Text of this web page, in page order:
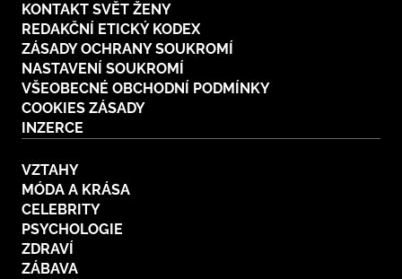
KONTAKT SVĚT ŽENY
REDAKČNÍ ETICKÝ KODEX
ZÁSADY OCHRANY SOUKROMÍ
NASTAVENÍ SOUKROMÍ
VŠEOBECNÉ OBCHODNÍ PODMÍNKY
COOKIES ZÁSADY
INZERCE
VZTAHY
MÓDA A KRÁSA
CELEBRITY
PSYCHOLOGIE
ZDRAVÍ
ZÁBAVA